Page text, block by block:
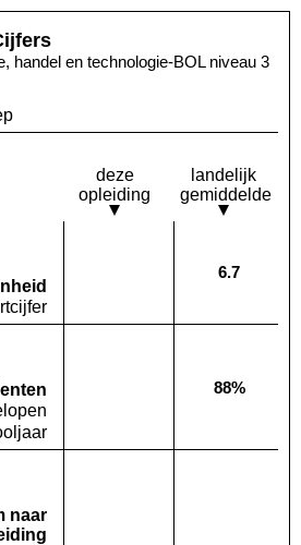
handel en technologie-BOL niveau 3
deze
opleiding
landelijk
gemiddelde
Deze opleiding:
Geen waarde bekend
Landelijk
6.7
Deze opleiding:
Geen waarde bekendLandelijk
88%
naar